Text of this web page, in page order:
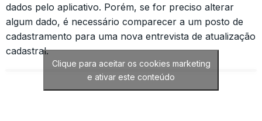
dados pelo aplicativo. Porém, se for preciso alterar
algum dado, é necessário comparecer a um posto de
cadastramento para uma nova entrevista de atualização
cadastral.
Clique para aceitar os cookies marketing
e ativar este conteúdo